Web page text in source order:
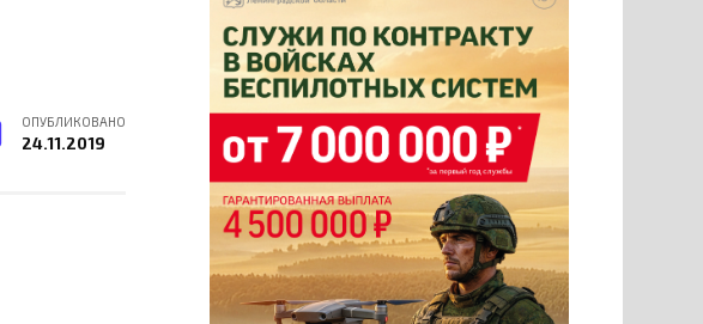
ОПУБЛИКОВАНО
24.11.2019